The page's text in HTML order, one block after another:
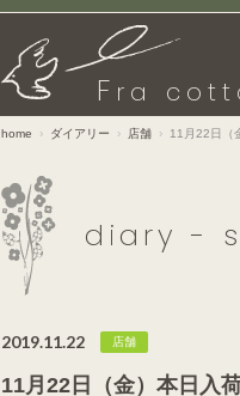
F ra
home ダイアリー 店舗 11月22日（
diary -
2019.11.22 店舗
11月22日（金）本日入